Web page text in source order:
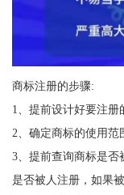
商标注册的步骤:
1、提前设计好要注册
2、确定商标的使用范
3、提前查询商标是
是否被人注册，如果